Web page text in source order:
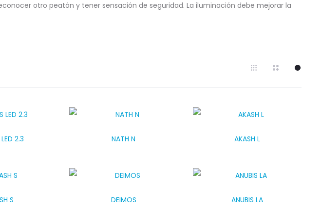
otro peatón y tener sensación de seguridad. La iluminación debe mejorar la
2.3 NATH N AKASH L
S DEIMOS ANUBIS LA